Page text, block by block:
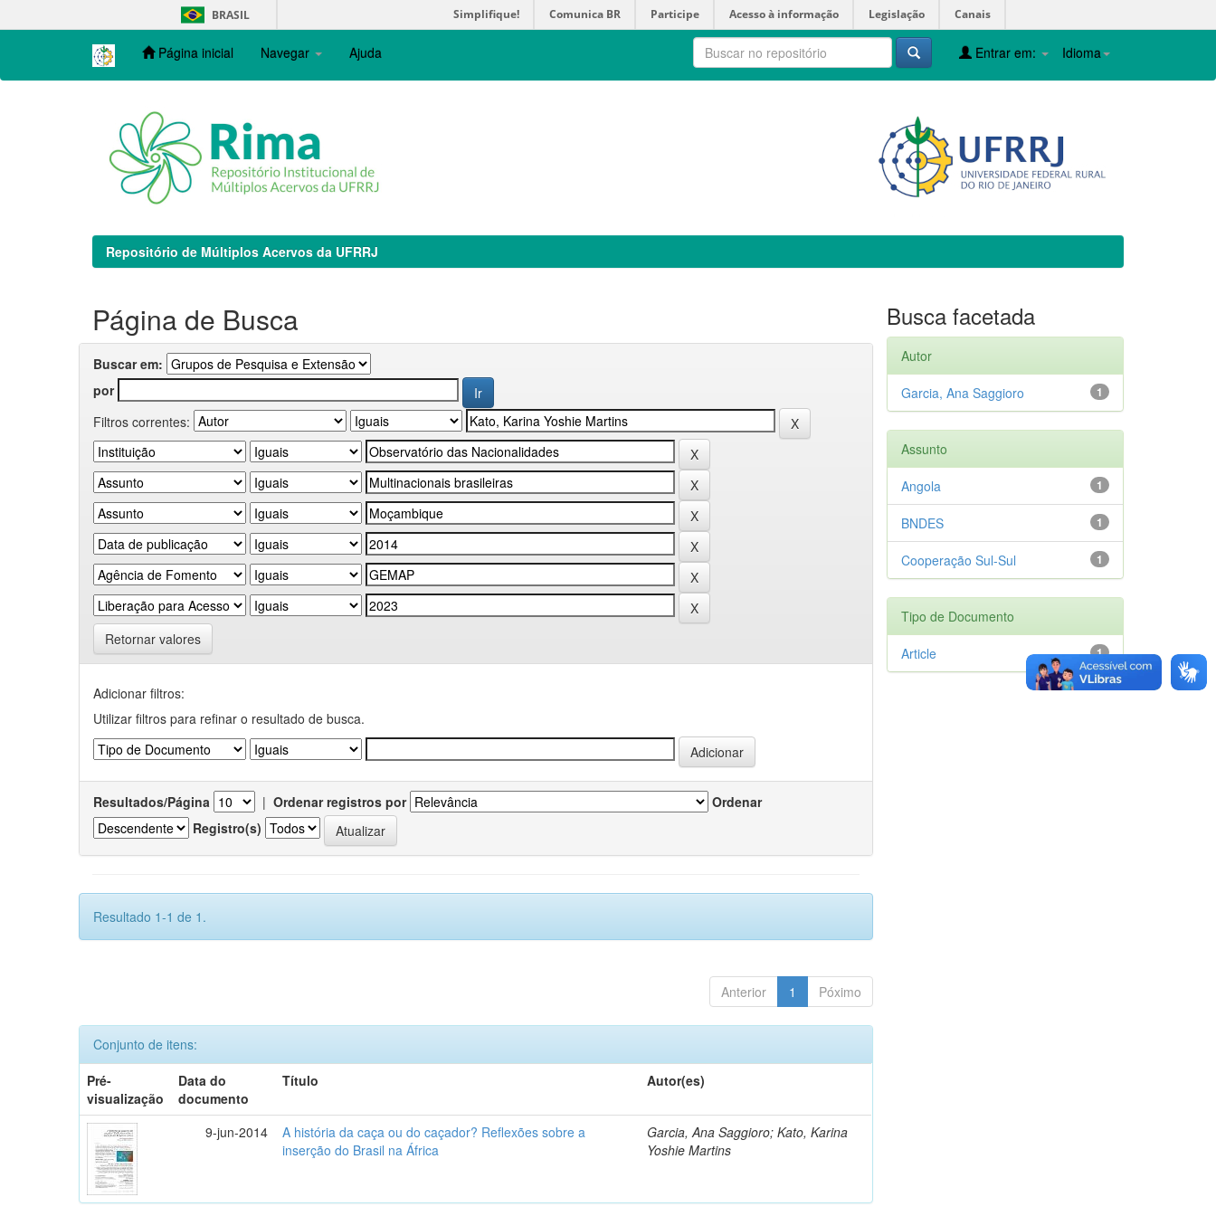
navigation
BRASIL Simplifique! Comunica BR Participe Acesso à informação Legislação Canais
Página inicial Navegar Ajuda Idioma
Entrar em:
Repositório de Múltiplos Acervos da UFRRJ
Página de Busca
Buscar em:
por
Filtros correntes:
Retornar valores
Adicionar filtros:
Utilizar filtros para refinar o resultado de busca.
Resultados/Página | Ordenar registros por
Ordenar
Registro(s)
Resultado 1-1 de 1.
Anterior 1 Póximo
Conjunto de itens:
Pré-
visualização
Data do
documento
Título Autor(es)
9-jun-2014
A história da caça ou do caçador? Reflexões sobre a
inserção do Brasil na África
Garcia, Ana Saggioro; Kato, Karina
Yoshie Martins
Busca facetada
Autor
1
Garcia, Ana Saggioro
Assunto
1
Angola
1
BNDES
1
Cooperação Sul-Sul
Tipo de Documento
1
Article